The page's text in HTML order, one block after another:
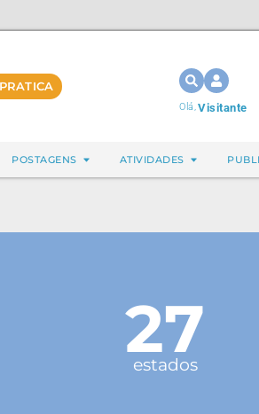
Olá,Visitante
POSTAGENS ATIVIDADES
27
estados